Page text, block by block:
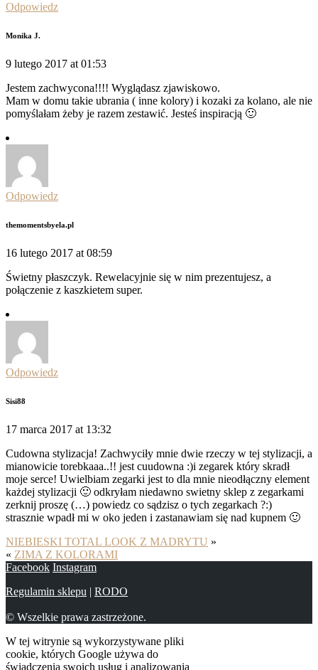
Odpowiedz
Monika J.
9 lutego 2017 at 01:53
Jestem zachwycona!!!! Wyglądasz zjawiskowo.
Mam w domu takie ubrania ( inne kolory) i kozaki za kolano, ale nie
pomyślałam żeby je razem zestawić. Jesteś inspiracją 🙂
Odpowiedz
themomentsbyela.pl
16 lutego 2017 at 08:59
Świetny płaszczyk. Rewelacyjnie się w nim prezentujesz, a
połączenie z kaszkietem super.
Odpowiedz
Sisi88
17 marca 2017 at 13:32
Cudowna stylizacja! Zachwyciły mnie dwie rzeczy w tej stylizacji, a
mianowicie torebkaaa..!! jest cuudowna :)i zegarek który skradł
moje serce! Uwielbiam zegarki jest to dla mnie nieodłączny element
każdej stylizacji 🙂 odkryłam niedawno swietny sklep z zegarkami
zerknij proszę (…) powiedz co sądzisz o tych zegarkach ?:)
strasznie wpadł mi w oko jeden i zastanawiam się nad kupnem 🙂
NIEBIESKI TOTAL LOOK Z MADRYTU »
« ZIMA Z KOLORAMI
Facebook Instagram
Regulamin sklepu | RODO
© Wszelkie prawa zastrzeżone.
W tej witrynie są wykorzystywane pliki
cookie, których Google używa do
świadczenia swoich usług i analizowania